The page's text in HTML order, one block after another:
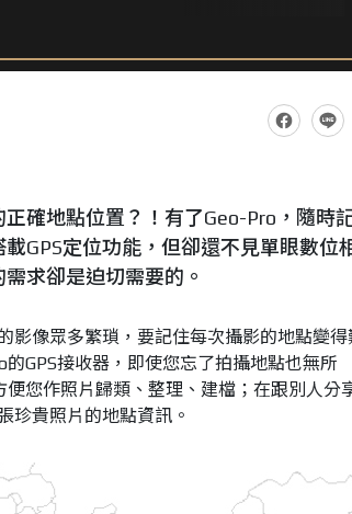
確地點位置？！有了Geo-Pro，隨時
GPS定位功能，但卻還不見單眼數位
求卻是迫切需要的。
影像眾多繁瑣，要記住每次攝影的地點變得
GPS接收器，即使您忘了拍攝地點也無所
您作照片歸類、整理、建檔；在跟別人分
珍貴照片的地點資訊。